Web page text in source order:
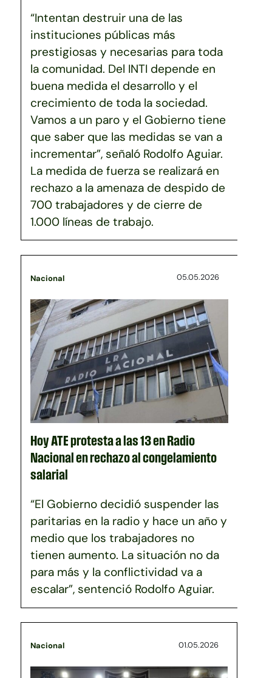
“Intentan destruir una de las
instituciones públicas más
prestigiosas y necesarias para toda
la comunidad. Del INTI depende en
buena medida el desarrollo y el
crecimiento de toda la sociedad.
Vamos a un paro y el Gobierno tiene
que saber que las medidas se van a
incrementar”, señaló Rodolfo Aguiar.
La medida de fuerza se realizará en
rechazo a la amenaza de despido de
700 trabajadores y de cierre de
1.000 líneas de trabajo.
Nacional 05.05.2026
Hoy ATE protesta a las 13 en Radio
Nacional en rechazo al congelamiento
salarial
“El Gobierno decidió suspender las
paritarias en la radio y hace un año y
medio que los trabajadores no
tienen aumento. La situación no da
para más y la conflictividad va a
escalar”, sentenció Rodolfo Aguiar.
Nacional 01.05.2026